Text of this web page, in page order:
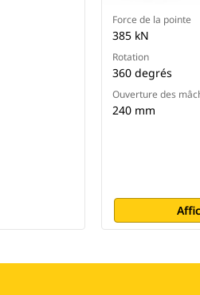
Force de la pointe
385 kN
Rotation
360 degrés
Ouverture des
240 mm